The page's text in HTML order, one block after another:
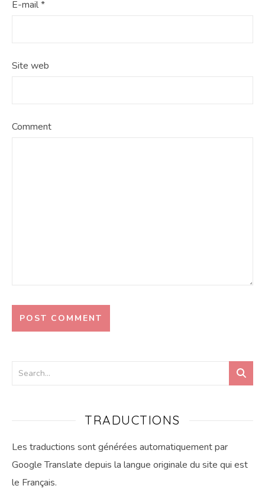
E-mail*
Site web
Comment
TRADUCTIONS
Les traductions sont générées automatiquement par
Google Translate depuis la langue originale du site qui est
le Français.